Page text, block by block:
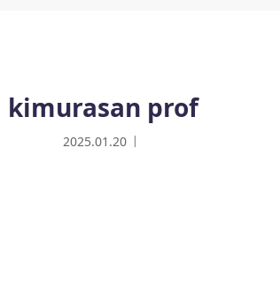
kimurasan prof
2025.01.20